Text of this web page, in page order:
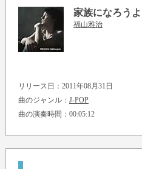
家族になろう
福山雅治
リリース日：2011年08月31日
曲のジャンル： J-POP
曲の演奏時間：00:05:12